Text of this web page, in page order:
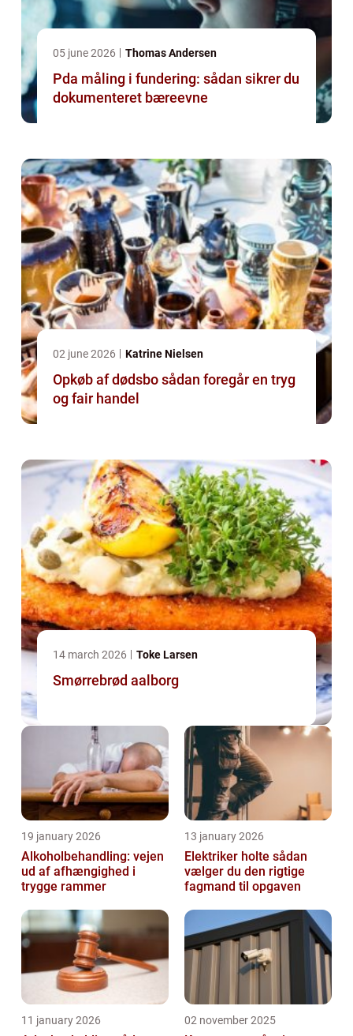
05 june 2026 Thomas Andersen
Pda måling i fundering: sådan sikrer du
dokumenteret bæreevne
02 june 2026 Katrine Nielsen
Opkøb af dødsbo sådan foregår en tryg
og fair handel
14 march 2026 Toke Larsen
Smørrebrød aalborg
19 january 2026
Alkoholbehandling: vejen
ud af afhængighed i
trygge rammer
13 january 2026
Elektriker holte sådan
vælger du den rigtige
fagmand til opgaven
11 january 2026 02 november 2025